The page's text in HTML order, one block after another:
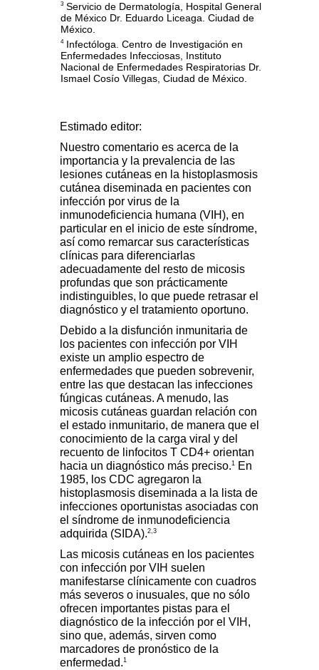
3 Servicio de Dermatología, Hospital General
de México Dr. Eduardo Liceaga. Ciudad de
México.
4Infectóloga. Centro de Investigación en
Enfermedades Infecciosas, Instituto
Nacional de Enfermedades Respiratorias Dr.
Ismael Cosío Villegas, Ciudad de México.
Estimado editor:
Nuestro comentario es acerca de la
importancia y la prevalencia de las
lesiones cutáneas en la histoplasmosis
cutánea diseminada en pacientes con
infección por virus de la
inmunodeficiencia humana (VIH), en
particular en el inicio de este síndrome,
así como remarcar sus características
clínicas para diferenciarlas
adecuadamente del resto de micosis
profundas que son prácticamente
indistinguibles, lo que puede retrasar el
diagnóstico y el tratamiento oportuno.
Debido a la disfunción inmunitaria de
los pacientes con infección por VIH
existe un amplio espectro de
enfermedades que pueden sobrevenir,
entre las que destacan las infecciones
fúngicas cutáneas. A menudo, las
micosis cutáneas guardan relación con
el estado inmunitario, de manera que el
conocimiento de la carga viral y del
recuento de linfocitos T CD4+ orientan
hacia un diagnóstico más preciso.1
En
1985, los CDC agregaron la
histoplasmosis diseminada a la lista de
infecciones oportunistas asociadas con
el síndrome de inmunodeficiencia
adquirida (SIDA).2,3
Las micosis cutáneas en los pacientes
con infección por VIH suelen
manifestarse clínicamente con cuadros
más severos o inusuales, que no sólo
ofrecen importantes pistas para el
diagnóstico de la infección por el VIH,
sino que, además, sirven como
marcadores de pronóstico de la
enfermedad.1